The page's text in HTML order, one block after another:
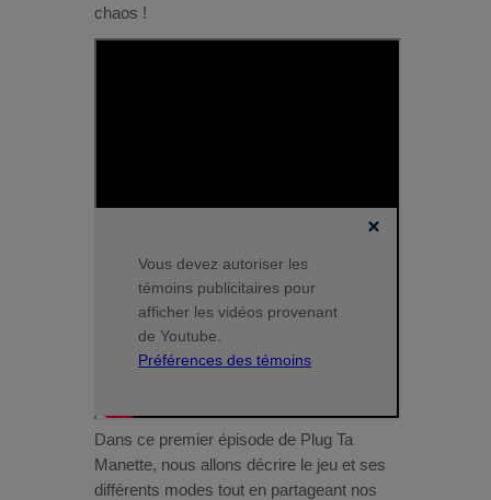
chaos !
Vous devez autoriser les
témoins publicitaires pour
afficher les vidéos provenant
de Youtube.
Préférences des témoins
Dans ce premier épisode de Plug Ta
Manette, nous allons décrire le jeu et ses
différents modes tout en partageant nos